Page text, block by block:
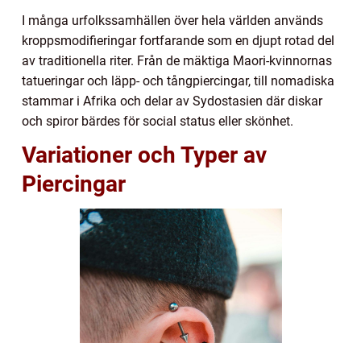
I många urfolkssamhällen över hela världen används
kroppsmodifieringar fortfarande som en djupt rotad del
av traditionella riter. Från de mäktiga Maori-kvinnornas
tatueringar och läpp- och tångpiercingar, till nomadiska
stammar i Afrika och delar av Sydostasien där diskar
och spiror bärdes för social status eller skönhet.
Variationer och Typer av
Piercingar